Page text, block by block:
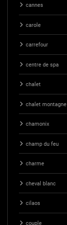
cannes
carole
carrefour
centre de spa
chalet
chalet montagne
chamonix
champ du feu
charme
cheval blanc
cilaos
couple